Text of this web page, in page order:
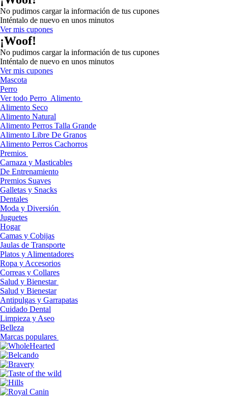
No pudimos cargar la información de tus cupones
Inténtalo de nuevo en unos minutos
Ver mis cupones
¡Woof!
No pudimos cargar la información de tus cupones
Inténtalo de nuevo en unos minutos
Ver mis cupones
Mascota
Perro
Ver todo Perro Alimento
Alimento Seco
Alimento Natural
Alimento Perros Talla Grande
Alimento Libre De Granos
Alimento Perros Cachorros
Premios
Carnaza y Masticables
De Entrenamiento
Premios Suaves
Galletas y Snacks
Dentales
Moda y Diversión
Juguetes
Hogar
Camas y Cobijas
Jaulas de Transporte
Platos y Alimentadores
Ropa y Accesorios
Correas y Collares
Salud y Bienestar
Salud y Bienestar
Antipulgas y Garrapatas
Cuidado Dental
Limpieza y Aseo
Belleza
Marcas populares